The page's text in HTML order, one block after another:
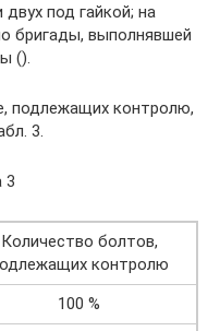
под гайкой; на
бригады, выполнявшей
().
подлежащих контролю,
3.
3
Количество болтов,
контролю
100 %